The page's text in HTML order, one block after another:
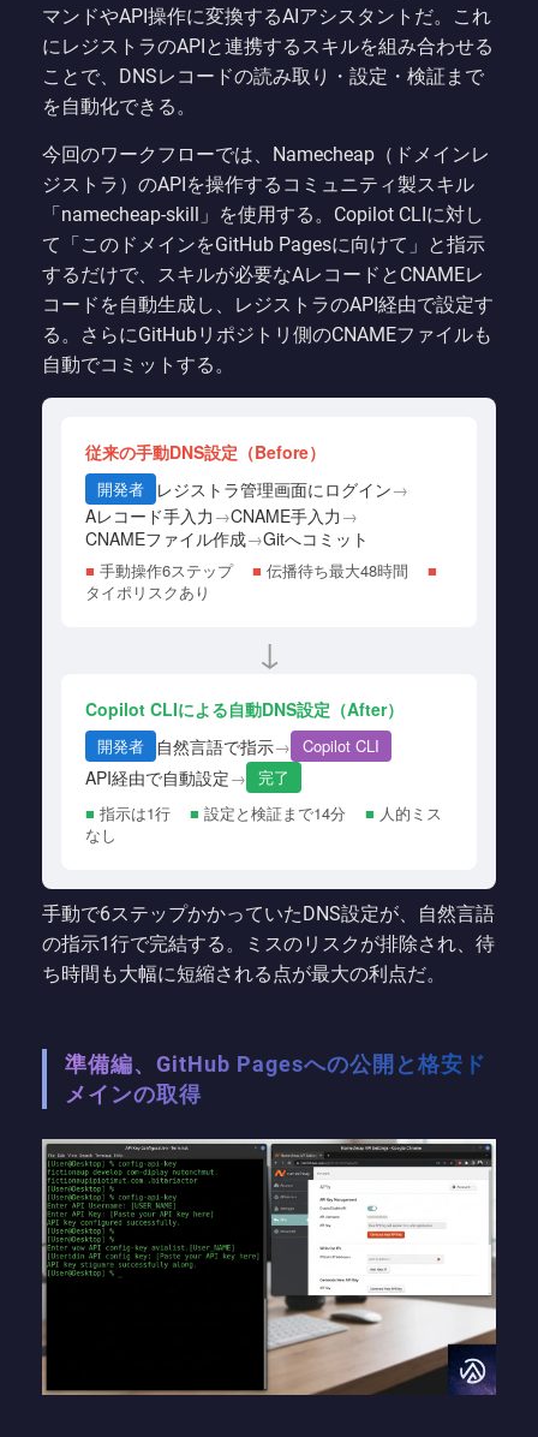
マンドやAPI操作に変換するAIアシスタントだ。これ
にレジストラのAPIと連携するスキルを組み合わせる
ことで、DNSレコードの読み取り・設定・検証まで
を自動化できる。
今回のワークフローでは、Namecheap（ドメインレ
ジストラ）のAPIを操作するコミュニティ製スキル
「namecheap-skill」を使用する。Copilot CLIに対し
て「このドメインをGitHub Pagesに向けて」と指示
するだけで、スキルが必要なAレコードとCNAMEレ
コードを自動生成し、レジストラのAPI経由で設定す
る。さらにGitHubリポジトリ側のCNAMEファイルも
自動でコミットする。
従来の手動DNS設定（Before）
開発者 レジストラ管理画面にログイン→
Aレコード手入力 →CNAME手入力 →
CNAMEファイル作成→Gitへコミット
■ 手動操作6ステップ ■ 伝播待ち最大48時間
■
タイポリスクあり
↓
Copilot CLIによる自動DNS設定（After）
開発者 自然言語で指示→ Copilot CLI
API経由で自動設定→ 完了
■ 指示は1行 ■ 設定と検証まで14分 ■ 人的ミス
なし
手動で6ステップかかっていたDNS設定が、自然言語
の指示1行で完結する。ミスのリスクが排除され、待
ち時間も大幅に短縮される点が最大の利点だ。
準備編、GitHub Pagesへの公開と格安ド
メインの取得